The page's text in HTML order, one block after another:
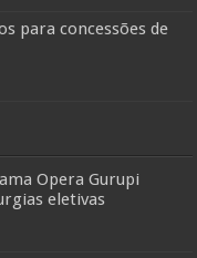
para concessões de
Opera Gurupi
eletivas